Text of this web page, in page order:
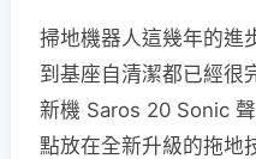
掃地機器人這幾年的進
到基座自清潔都已經很
新機 Saros 20 Sonic
點放在全新升級的拖地